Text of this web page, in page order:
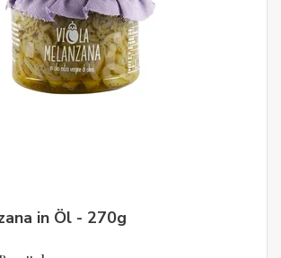
in Öl - 270g